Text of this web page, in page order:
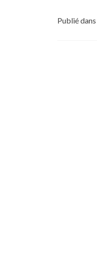
Publié dans